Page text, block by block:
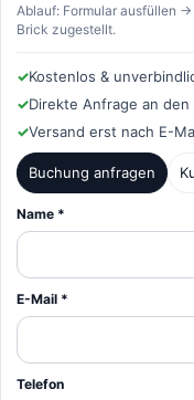
Ablauf: Formular ausfüllen
Brick zugestellt.
✓Kostenlos &
✓Direkte Anfrage an
✓Versand erst nach E-
Buchung anfragen
Name *
E-Mail *
Telefon